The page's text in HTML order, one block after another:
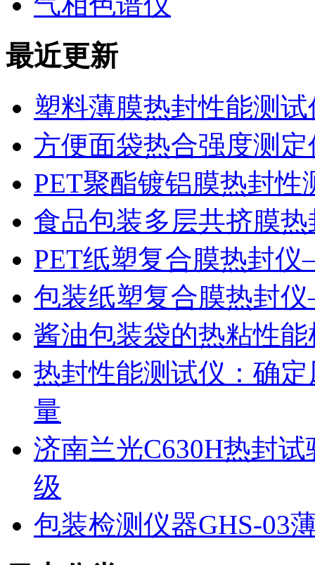
最近更新
塑料薄膜热封性能测
方便面袋热合强度测
PET聚酯镀铝膜热封性
食品包装多层共挤膜
PET纸塑复合膜热封
包装纸塑复合膜热封
酱油包装袋的热粘性
热封性能测试仪：确
量
济南兰光C630H热封
级
包装检测仪器GHS-03